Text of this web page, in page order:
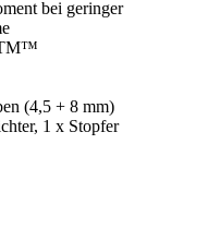
bei geringer
(4,5 + 8 mm)
1 x Stopfer